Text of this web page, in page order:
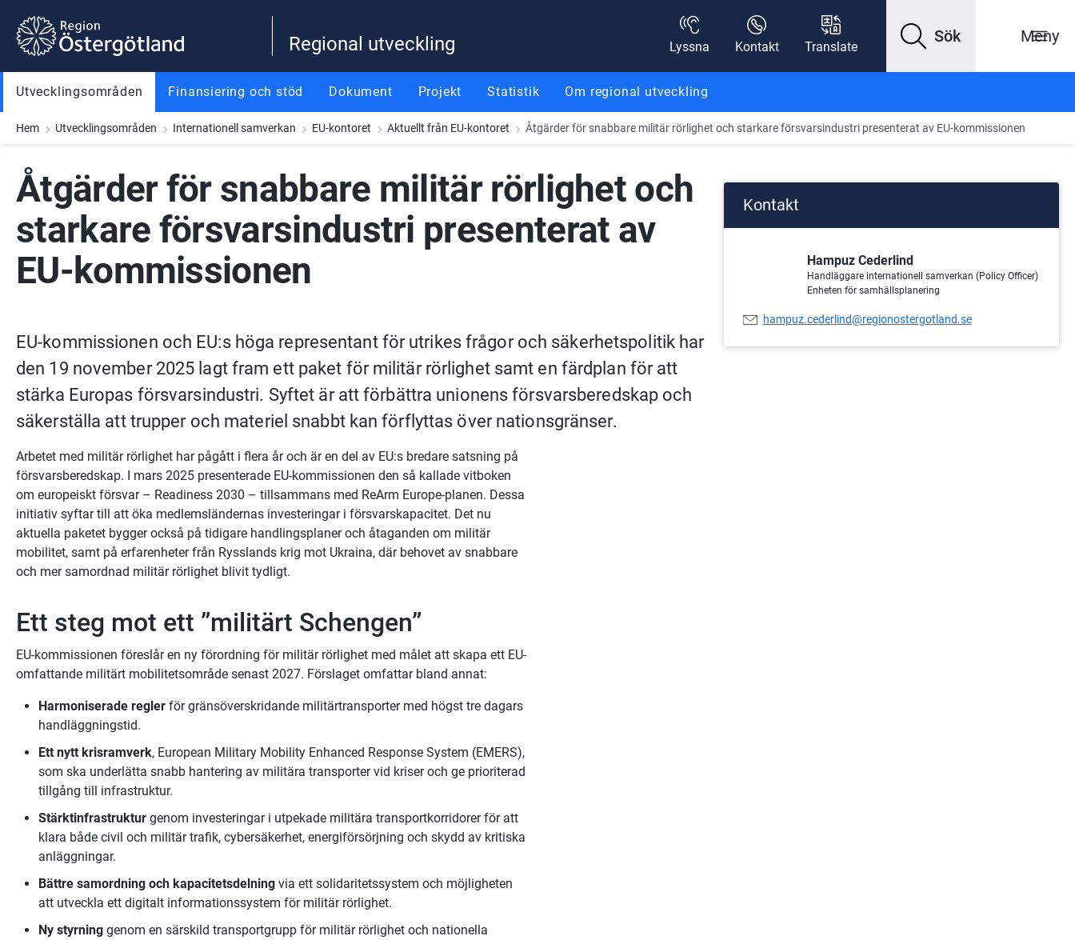
Gå till innehåll
Gå till meny
Gå till sidfot
Regional utveckling Lyssna Kontakt Translate
Sök Meny
Utvecklingsområden Finansiering och stöd Dokument Projekt Statistik Om regional utveckling
Hem Utvecklingsområden Internationell samverkan EU-kontoret Aktuellt från EU-kontoret Åtgärder för snabbare militär rörlighet och starkare försvarsindustri presenterat av EU-kommissionen
Åtgärder för snabbare militär rörlighet och
starkare försvarsindustri presenterat av
EU-kommissionen
EU-kommissionen och EU:s höga representant för utrikes frågor och säkerhetspolitik har
den 19 november 2025 lagt fram ett paket för militär rörlighet samt en färdplan för att
stärka Europas försvarsindustri. Syftet är att förbättra unionens försvarsberedskap och
säkerställa att trupper och materiel snabbt kan förflyttas över nationsgränser.
Arbetet med militär rörlighet har pågått i flera år och är en del av EU:s bredare satsning på
försvarsberedskap. I mars 2025 presenterade EU-kommissionen den så kallade vitboken
om europeiskt försvar – Readiness 2030 – tillsammans med ReArm Europe-planen. Dessa
initiativ syftar till att öka medlemsländernas investeringar i försvarskapacitet. Det nu
aktuella paketet bygger också på tidigare handlingsplaner och åtaganden om militär
mobilitet, samt på erfarenheter från Rysslands krig mot Ukraina, där behovet av snabbare
och mer samordnad militär rörlighet blivit tydligt.
Ett steg mot ett ”militärt Schengen”
EU-kommissionen föreslår en ny förordning för militär rörlighet med målet att skapa ett EU-
omfattande militärt mobilitetsområde senast 2027. Förslaget omfattar bland annat:
Harmoniserade regler för gränsöverskridande militärtransporter med högst tre dagars
handläggningstid.
Ett nytt krisramverk, European Military Mobility Enhanced Response System (EMERS),
som ska underlätta snabb hantering av militära transporter vid kriser och ge prioriterad
tillgång till infrastruktur.
Stärktinfrastruktur genom investeringar i utpekade militära transportkorridorer för att
klara både civil och militär trafik, cybersäkerhet, energiförsörjning och skydd av kritiska
anläggningar.
Bättre samordning och kapacitetsdelning via ett solidaritetssystem och möjligheten
att utveckla ett digitalt informationssystem för militär rörlighet.
Ny styrning genom en särskild transportgrupp för militär rörlighet och nationella
Kontakt
Hampuz Cederlind
Handläggare internationell samverkan (Policy Officer)
Enheten för samhällsplanering
E-
hampuz.cederlind@regionostergotland.se